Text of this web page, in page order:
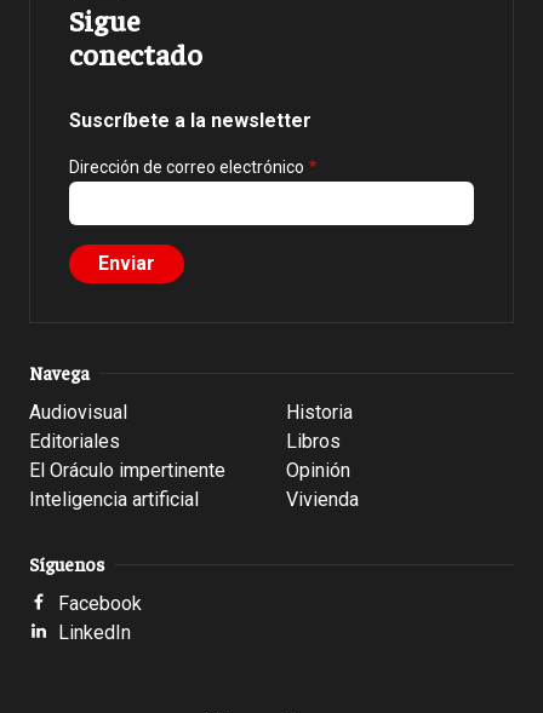
Sigue
conectado
Suscríbete a la newsletter
Dirección de correo electrónico
Navega
Audiovisual
Editoriales
El Oráculo impertinente
Inteligencia artificial
Historia
Libros
Opinión
Vivienda
Síguenos
Facebook
LinkedIn